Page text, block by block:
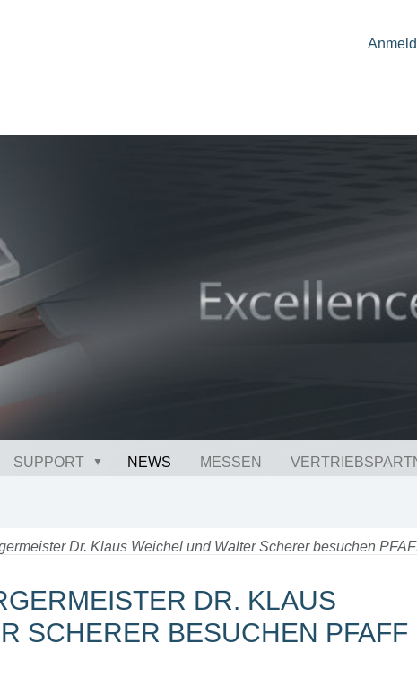
SUPPORT NEWS MESSEN
Dr. Klaus Weichel und Walter Scherer besuchen
DR. KLAUS
SCHERER BESUCHEN PFAFF